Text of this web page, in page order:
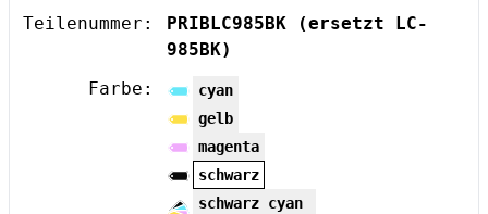
Teilenummer:
PRIBLC985BK
(ersetzt LC-
985BK)
Farbe:
cyan
gelb
magenta
schwarz
schwarz cyan